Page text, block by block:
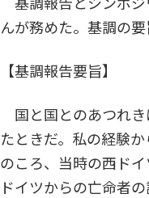
んが務めた。基調の要
【基調報告要旨】
国と国とのあつれき
たときだ。私の経験
のころ、当時の西ド
ドイツからの亡命者